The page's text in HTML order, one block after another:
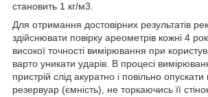
становить 1 кг/м3.
Для отримання достовірних результатів
здійснювати повірку ареометрів кожні 4
високої точності вимірювання при
варто уникати ударів. В процесі
пристрій слід акуратно і повільно
резервуар (ємність), не торкаючись її